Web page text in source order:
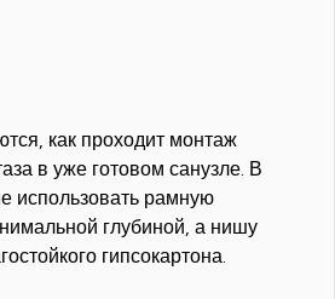
как проходит монтаж
в уже готовом санузле. В
использовать рамную
глубиной, а нишу
гипсокартона.